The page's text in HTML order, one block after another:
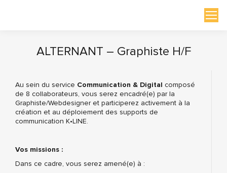
ALTERNANT – Graphiste H/F
Au sein du service Communication & Digital composé
de 8 collaborateurs, vous serez encadré(e) par la
Graphiste/Webdesigner et participerez activement à la
création et au déploiement des supports de
communication K•LINE.
Vos missions :
Dans ce cadre, vous serez amené(e) à :